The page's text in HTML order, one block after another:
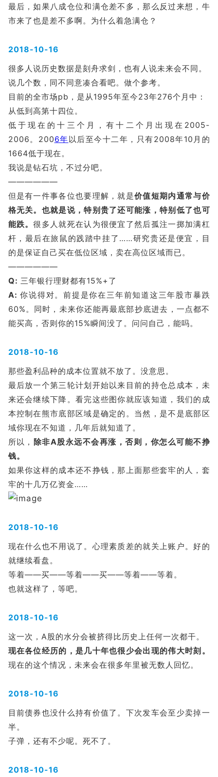
最后，如果八成仓位和满仓差不多，那么反过来想，牛
市来了也是差不多啊。为什么着急满仓？
2018-10-16
很多人说历史数据是刻舟求剑，也有人说未来会不同。
说几个数，同不同意凑合看吧。做个参考。
目前的全市场pb，是从1995年至今23年276个月中：
从低到高第十四位。
低于现在的十三个月，有十二个月出现在2005-
2006。2006年以后至今十二年，只有2008年10月的
1664低于现在。
我说是钻石坑，不过分吧。
——————
但是有一件事各位也要理解，就是价值短期内通常与价
格无关。也就是说，特别贵了还可能涨，特别低了也可
能跌。很多人就死在认为很便宜了然后孤注一掷加满杠
杆，最后在旅鼠的践踏中挂了……研究贵还是便宜，目
的是保证自己买在低位区域，卖在高位区域而已。
——————
Q: 三年银行理财都有15%+了
A:你说得对。前提是你在三年前知道这三年股市暴跌
60%。同时，未来你还能再最底部抄底进去，一点都不
能买高，否则你的15%瞬间没了。问问自己，能吗。
2018-10-16
那些盈利品种的成本位置就不放了。没意思。
最后放一个第三轮计划开始以来目前的持仓总成本，未
来还会继续下降。看完这些图你就应该知道，我们的成
本控制在熊市底部区域是确定的。当然，是不是底部区
域你现在不知道，几年后就知道了。
所以， 除非A股永远不会再涨，否则，你怎么可能不挣
钱。
如果你这样的成本还不挣钱，那上面那些套牢的人，套
牢的十几万亿资金……
2018-10-16
现在什么也不用说了。心理素质差的就关上账户。好的
就继续看盘。
等着——买——等着——买——等着——等着。
也就这样了，等吧。
2018-10-16
这一次，A股的水分会被挤得比历史上任何一次都干。
现在各位经历的，是几十年也很少会出现的伟大时刻。
现在的这个情况，未来会在很多年里被无数人回忆。
2018-10-16
目前债券也没什么持有价值了。下次发车会至少卖掉一
半。
子弹，还有不少呢。死不了。
2018-10-16